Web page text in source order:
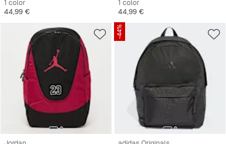
1 color
Precio
44,99 €
1 color
Precio
44,99 €
-44%